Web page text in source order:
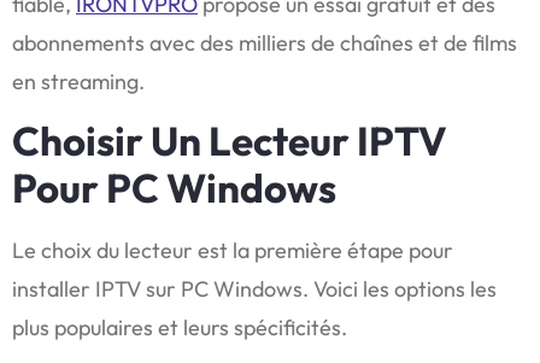
abonnements avec des milliers de chaînes et de films
en streaming.
Choisir Un Lecteur IPTV
Pour PC Windows
Le choix du lecteur est la première étape pour
installer IPTV sur PC Windows. Voici les options les
plus populaires et leurs spécificités.